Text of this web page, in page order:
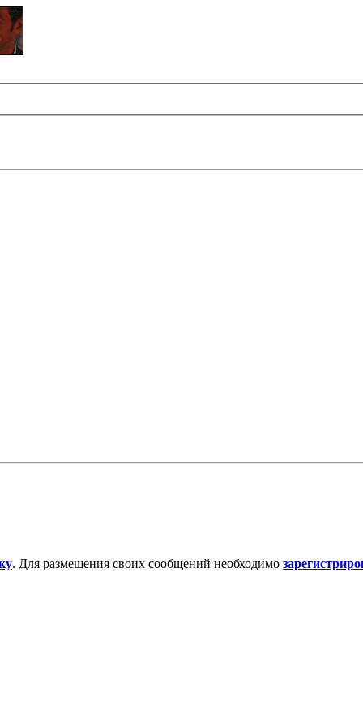
. Для размещения своих сообщений необходимо